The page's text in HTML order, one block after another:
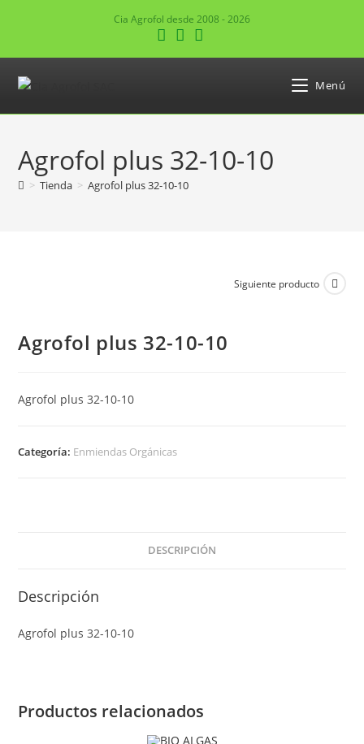
Cia Agrofol desde 2008 - 2026
Menú
Agrofol plus 32-10-10
> Tienda > Agrofol plus 32-10-10
Siguiente producto
Agrofol plus 32-10-10
Agrofol plus 32-10-10
Categoría: Enmiendas Orgánicas
DESCRIPCIÓN
Descripción
Agrofol plus 32-10-10
Productos relacionados